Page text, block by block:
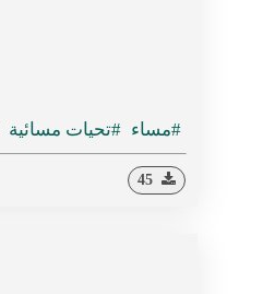
#مساء #تحيات مسائية